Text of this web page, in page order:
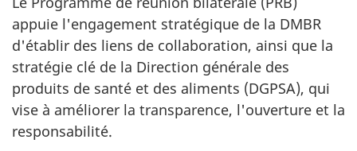
appuie l'engagement stratégique de la DMBR
d'établir des liens de collaboration, ainsi que la
stratégie clé de la Direction générale des
produits de santé et des aliments (DGPSA), qui
vise à améliorer la transparence, l'ouverture et la
responsabilité.